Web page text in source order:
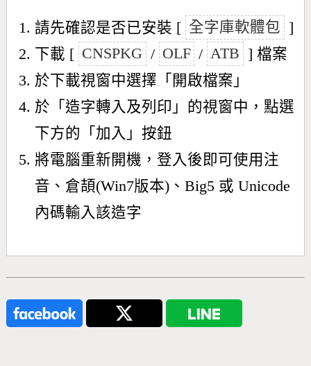
請先確認是否已安裝 [ 全字庫軟體包 ]
下載 [ CNSPKG / OLF / ATB ] 檔案
於下載視窗中選擇「開啟檔案」
於「造字轉入及列印」的視窗中，點選
下方的「加入」按鈕
將電腦重新開機，登入後即可使用注
音、倉頡(Win7版本)、Big5 或 Unicode
內碼輸入該造字